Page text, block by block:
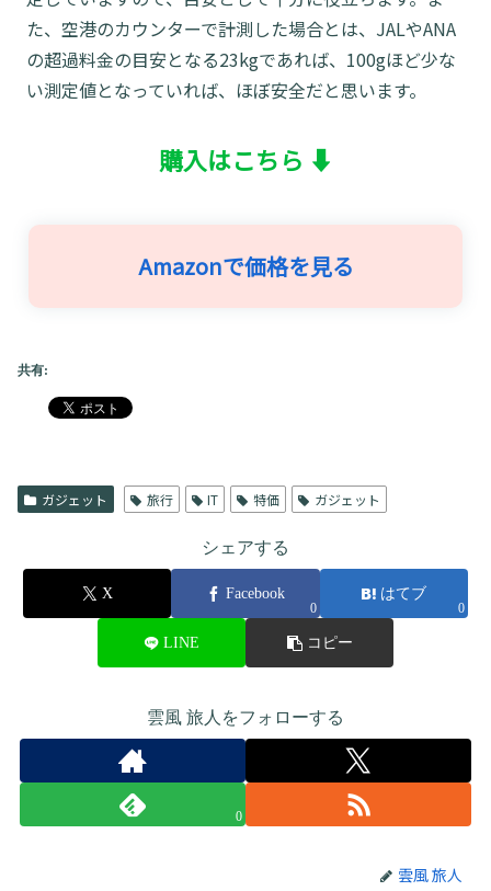
た、空港のカウンターで計測した場合とは、JALやANA
の超過料金の目安となる23kgであれば、100gほど少な
い測定値となっていれば、ほぼ安全だと思います。
購入はこちら ⬇
Amazonで価格を見る
共有:
ガジェット 旅行 IT 特価 ガジェット
シェアする
X Facebook
0
はてブ
0
LINE コピー
雲風 旅人をフォローする
0
雲風 旅人